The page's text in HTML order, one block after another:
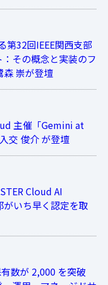
第32回IEEE関西支部
その概念と実装のフ
森 崇が登壇
主催「Gemini at
交 俊介 が登壇
Cloud AI
いち早く認定を取
数が 2,000 を突破